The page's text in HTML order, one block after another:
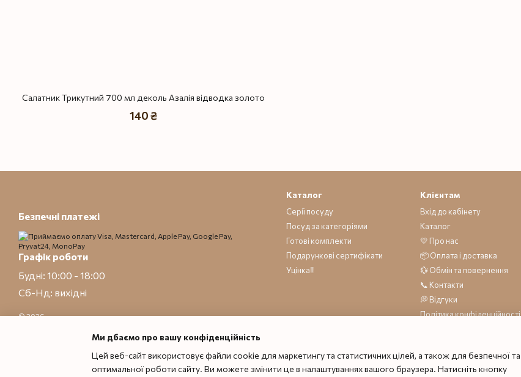
Салатник Трикутний 700 мл деколь Азалія відводка золото
140 ₴
Безпечні платежі
Графік роботи
Будні: 10:00 - 18:00
Сб-Нд: вихідні
© 2026
Приймаємо до оплати
Каталог
Серії посуду
Посуд за категоріями
Готові комплекти
Подарункові сертифікати
Уцінка‼️
Клієнтам
Вхід до кабінету
Каталог
💛 Про нас
📦 Оплата і доставка
💱 Обмін та повернення
📞 Контакти
💭 Відгуки
Політика конфіденційності
Ми дбаємо про вашу конфіденційність
Цей веб-сайт використовує файли cookie для маркетингу та статистичних цілей, а також для безпечної та
оптимальної роботи сайту. Ви можете змінити це в налаштуваннях вашого браузера. Натисніть кнопку